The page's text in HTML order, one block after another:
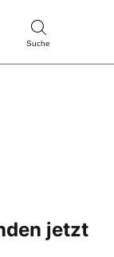
Suche
jetzt